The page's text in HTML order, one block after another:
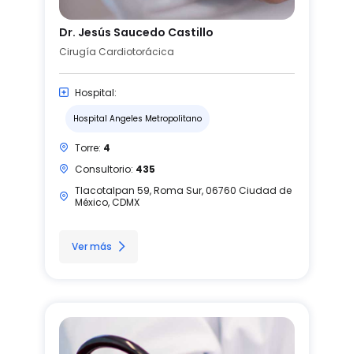
Dr. Jesús Saucedo Castillo
Cirugía Cardiotorácica
Hospital:
Hospital Angeles Metropolitano
Torre: 4
Consultorio: 435
Tlacotalpan 59, Roma Sur, 06760 Ciudad de
México, CDMX
Ver más